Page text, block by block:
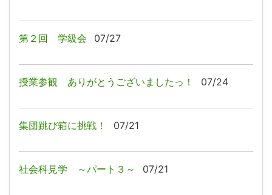
第２回 学級会 07/27
授業参観 ありがとうございましたっ！ 07/24
集団跳び箱に挑戦！ 07/21
社会科見学 ～パート３～ 07/21